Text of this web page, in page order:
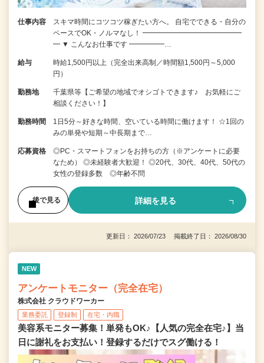
仕事内容
スキマ時間にコツコツ稼ぎたい方へ。 自宅でできる・自分の
ペースでOK・ノルマなし！ ━━━━━━━━━━━━━━
━ ▼ こんなお仕事です ━━━━━…
給与
時給1,500円以上（完全出来高制／時間額1,500円～5,000
円）
勤務地
千葉県等【ご希望の地域でオシゴトできます♪ お気軽にご
相談ください！】
勤務時間
1日5分～好きな時間、空いている時間に働けます！ ☆1回の
みの単発や短期～中長期まで…
応募資格
◎PC・スマートフォンをお持ちの方（※アンケートに必要
なため） ◎未経験者大歓迎！ ◎20代、30代、40代、50代の
女性の登録多数 ◎年齢不問
後で見る 詳細を見る
更新日： 2026/07/23 掲載終了日： 2026/08/30
NEW
アンケートモニター（完全在宅）
株式会社 クラウドワーカー
業務委託 登録制 在宅・内職
美容系モニター募集！単発もOK♪【人気の完全在宅♪】当
日に謝礼をお支払い！登録するだけでスグ働ける！